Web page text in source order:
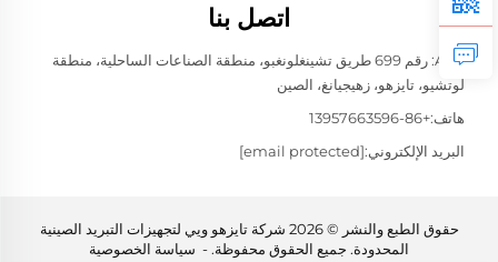
اتصل بنا
Add: رقم 699 طريق تشينغلونغبو، منطقة الصناعات الساحلية، منطقة
لوتشيو، تايزهو، زهيجيانغ، الصين
هاتف:+86-13957663596
البريد الإلكتروني:[email protected]
حقوق الطبع والنشر © 2026 شركة تايزهو ويي لتجهيزات التبريد الصينية
المحدودة. جميع الحقوق محفوظة. - سياسة الخصوصية